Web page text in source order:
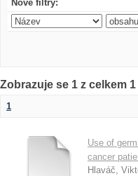
Nové filtry:
Zobrazuje se 1 z celkem
1
Use of
cancer
Hlaváč,